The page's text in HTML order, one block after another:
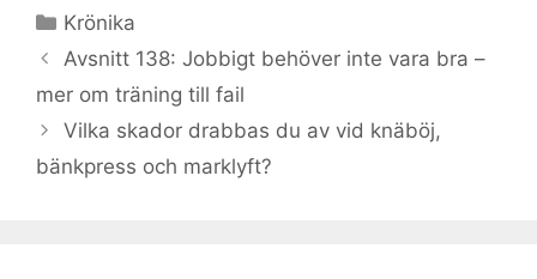
Kategorier
Krönika
Avsnitt 138: Jobbigt behöver inte vara bra –
mer om träning till fail
Vilka skador drabbas du av vid knäböj,
bänkpress och marklyft?